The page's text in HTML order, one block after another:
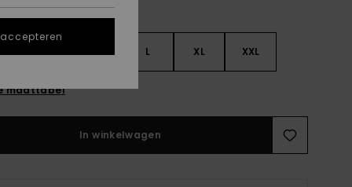
L XL XXL
maattabel
In winkelwagen